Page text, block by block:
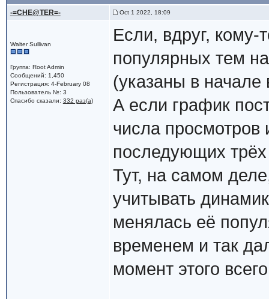
-=CHE@TER=- Oct 1 2022, 18:09
Walter Sullivan
Группа: Root Admin
Сообщений: 1,450
Регистрация: 4-February 08
Пользователь №: 3
Спасибо сказали: 332 раз(а)
Если, вдруг, кому-
популярных тем
(указаны в начале
А если график
числа просмотров
последующих трёх
Тут, на самом
учитывать
менялась её
временем и так
момент этого